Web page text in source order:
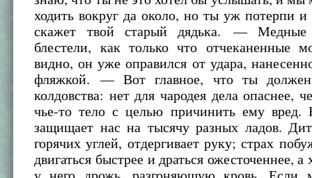
ходить вокруг да около, но ты уж потерпи
скажет твой старый дядька. — Медные
блестели, как только что отчеканенные
видно, он уже оправился от удара,
фляжкой. — Вот главное, что ты должен
колдовства: нет для чародея дела опаснее,
чье-то тело с целью причинить ему вред.
защищает нас на тысячу разных ладов.
горячих углей, отдергивает руку; страх
двигаться быстрее и драться ожесточеннее, а